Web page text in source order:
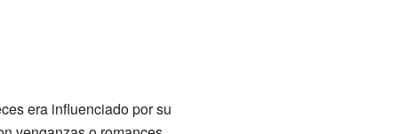
era influenciado por su